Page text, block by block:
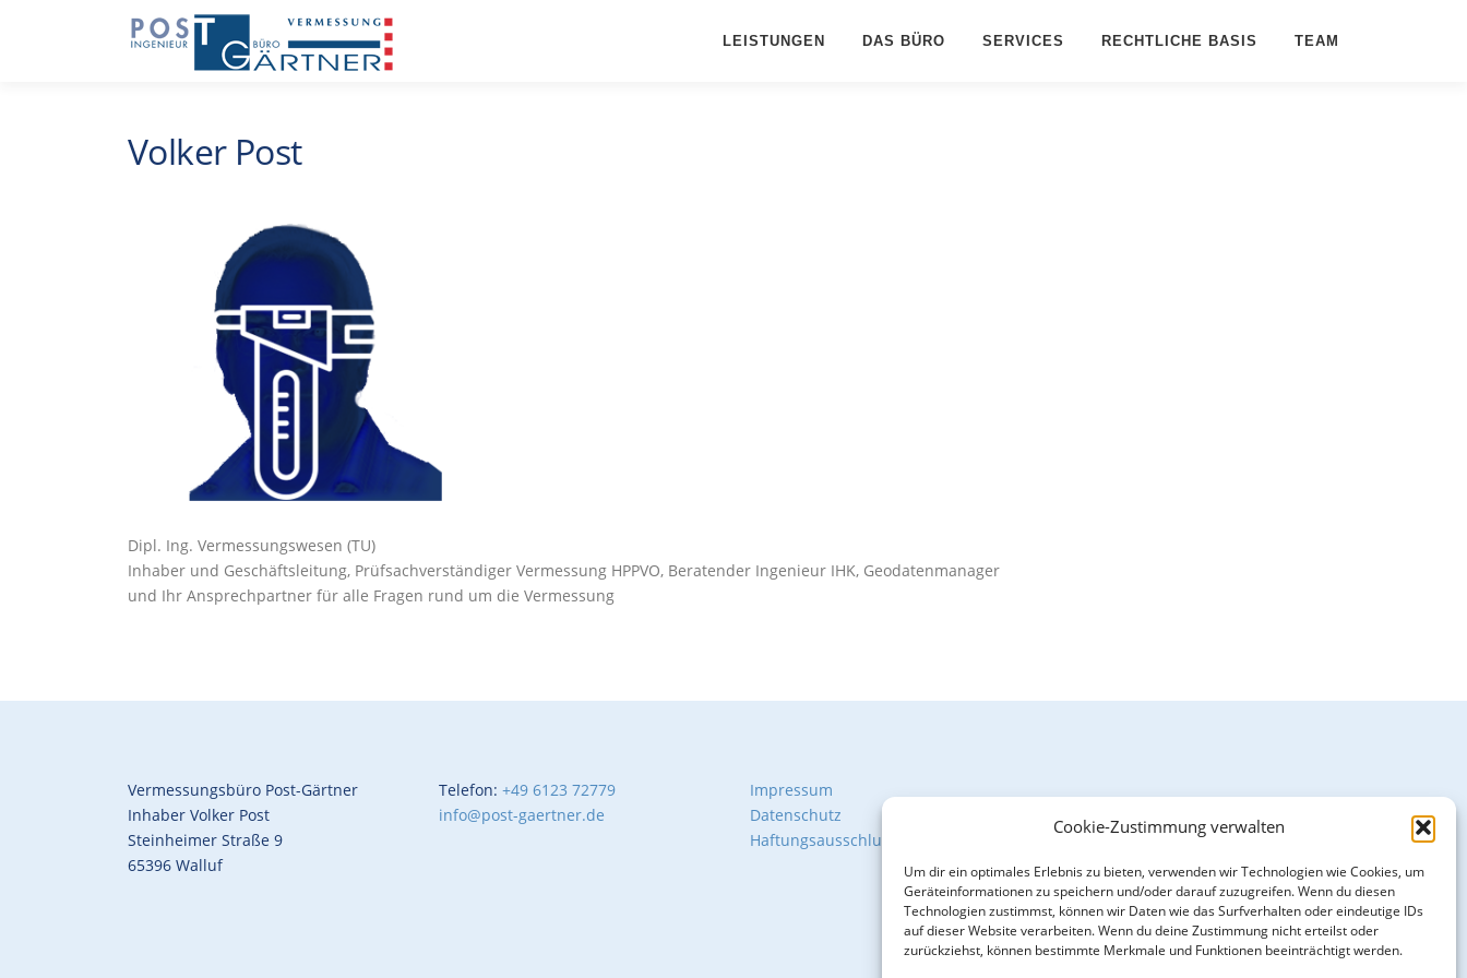
Cookie-Zustimmung verwalten
Um dir ein optimales Erlebnis zu bieten, verwenden wir Technologien wie Cookies, um
Geräteinformationen zu speichern und/oder darauf zuzugreifen. Wenn du diesen
Technologien zustimmst, können wir Daten wie das Surfverhalten oder eindeutige IDs
auf dieser Website verarbeiten. Wenn du deine Zustimmung nicht erteilst oder
zurückziehst, können bestimmte Merkmale und Funktionen beeinträchtigt werden.
LEISTUNGEN DAS BÜRO SERVICES RECHTLICHE BASIS TEAM
Volker Post
Dipl. Ing. Vermessungswesen (TU)
Inhaber und Geschäftsleitung, Prüfsachverständiger Vermessung HPPVO, Beratender Ingenieur IHK, Geodatenmanager
und Ihr Ansprechpartner für alle Fragen rund um die Vermessung
Vermessungsbüro Post-Gärtner
Inhaber Volker Post
Steinheimer Straße 9
65396 Walluf
Telefon: +49 6123 72779
info@post-gaertner.de
Impressum
Datenschutz
Haftungsausschluß